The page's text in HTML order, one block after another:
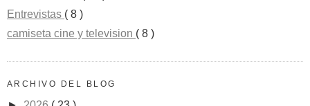
Entrevistas ( 8 )
camiseta cine y television ( 8 )
ARCHIVO DEL BLOG